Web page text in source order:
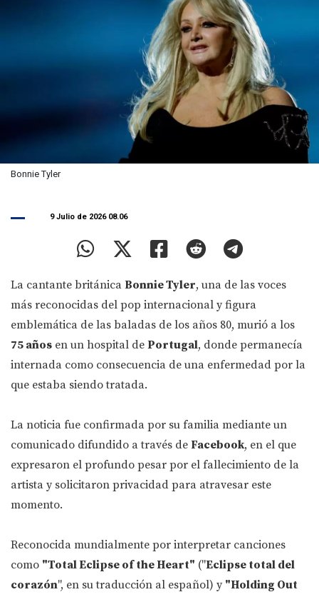
Bonnie Tyler
9 Julio de 2026 08.06
La cantante británica Bonnie Tyler, una de las voces
más reconocidas del pop internacional y figura
emblemática de las baladas de los años 80, murió a los
75 años en un hospital de Portugal, donde permanecía
internada como consecuencia de una enfermedad por la
que estaba siendo tratada.
La noticia fue confirmada por su familia mediante un
comunicado difundido a través de Facebook, en el que
expresaron el profundo pesar por el fallecimiento de la
artista y solicitaron privacidad para atravesar este
momento.
Reconocida mundialmente por interpretar canciones
como "Total Eclipse of the Heart" ("Eclipse total del
corazón", en su traducción al español) y "Holding Out